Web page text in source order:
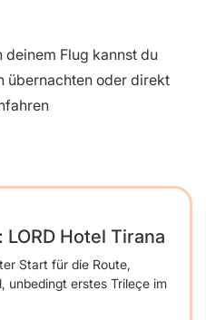
deinem Flug kannst du
übernachten oder direkt
Hotel Tirana
Start für die Route,
unbedingt erstes Trileçe im